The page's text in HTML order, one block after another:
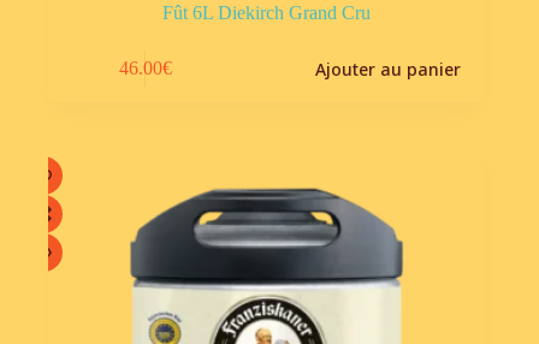
Fût 6L Diekirch Grand Cru
46.00€ Ajouter au panier